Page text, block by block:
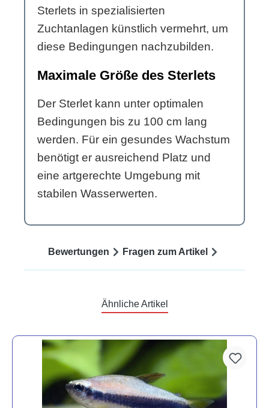
Sterlets in spezialisierten
Zuchtanlagen künstlich vermehrt, um
diese Bedingungen nachzubilden.
Maximale Größe des Sterlets
Der Sterlet kann unter optimalen
Bedingungen bis zu 100 cm lang
werden. Für ein gesundes Wachstum
benötigt er ausreichend Platz und
eine artgerechte Umgebung mit
stabilen Wasserwerten.
Bewertungen Fragen zum Artikel
Ähnliche Artikel